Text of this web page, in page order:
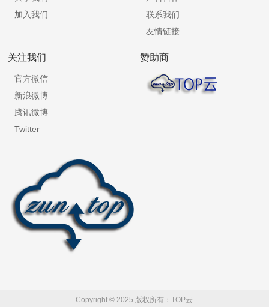
加入我们
联系我们
友情链接
关注我们
官方微信
新浪微博
腾讯微博
Twitter
赞助商
Copyright © 2025 版权所有：TOP云